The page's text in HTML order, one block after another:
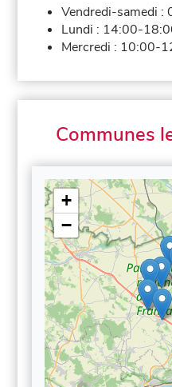
Vendredi-samedi :
Lundi : 14:00-
Mercredi : 10:00-
Communes
+
−